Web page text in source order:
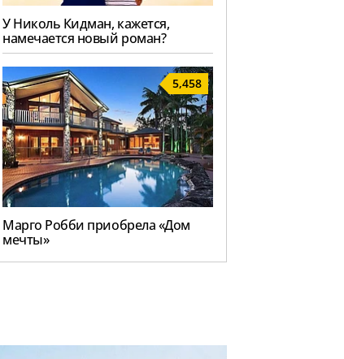
У Николь Кидман, кажется,
намечается новый роман?
5,458
Марго Робби приобрела «Дом
мечты»